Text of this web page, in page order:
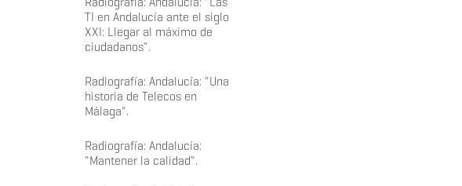
TI en Andalucía ante el siglo
XXI: Llegar al máximo de
ciudadanos".
Radiografía: Andalucía: "Una
historia de Telecos en
Málaga".
Radiografía: Andalucía:
"Mantener la calidad".